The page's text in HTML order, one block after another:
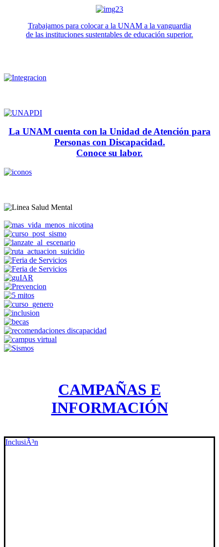
Trabajamos para colocar a la UNAM a la vanguardia
de las instituciones sustentables de educación superior.
La UNAM cuenta con la Unidad de Atención para
Personas con Discapacidad.
Conoce su labor.
CAMPAÑAS E
INFORMACIÓN
InclusiÃ³n